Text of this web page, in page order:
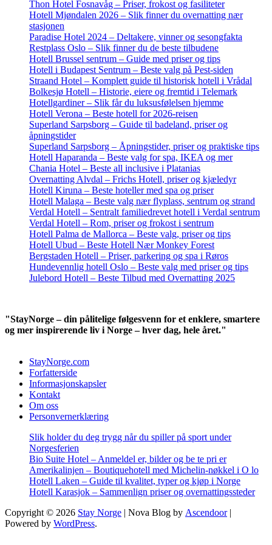
Thon Hotel Fosnavåg – Priser, frokost og fasiliteter
Hotell Mjøndalen 2026 – Slik finner du overnatting nær
stasjonen
Paradise Hotel 2024 – Deltakere, vinner og sesongfakta
Restplass Oslo – Slik finner du de beste tilbudene
Hotell Brussel sentrum – Guide med priser og tips
Hotell i Budapest Sentrum – Beste valg på Pest-siden
Straand Hotel – Komplett guide til historisk hotell i Vrådal
Bolkesjø Hotell – Historie, eiere og fremtid i Telemark
Hotellgardiner – Slik får du luksusfølelsen hjemme
Hotell Verona – Beste hotell for 2026-reisen
Superland Sarpsborg – Guide til badeland, priser og
åpningstider
Superland Sarpsborg – Åpningstider, priser og praktiske tips
Hotell Haparanda – Beste valg for spa, IKEA og mer
Chania Hotel – Beste all inclusive i Platanias
Overnatting Alvdal – Frichs Hotell, priser og kjæledyr
Hotell Kiruna – Beste hoteller med spa og priser
Hotell Malaga – Beste valg nær flyplass, sentrum og strand
Verdal Hotell – Sentralt familiedrevet hotell i Verdal sentrum
Verdal Hotell – Rom, priser og frokost i sentrum
Hotell Palma de Mallorca – Beste valg, priser og tips
Hotell Ubud – Beste Hotell Nær Monkey Forest
Bergstaden Hotell – Priser, parkering og spa i Røros
Hundevennlig hotell Oslo – Beste valg med priser og tips
Julebord Hotell – Beste Tilbud med Overnatting 2025
"StayNorge – din pålitelige følgesvenn for et enklere, smartere
og mer inspirerende liv i Norge – hver dag, hele året."
StayNorge.com
Forfatterside
Informasjonskapsler
Kontakt
Om oss
Personvernerklæring
Slik holder du deg trygg når du spiller på sport under
Norgesferien
Bio Suite Hotel – Anmeldel er, bilder og be te pri er
Amerikalinjen – Boutiquehotell med Michelin-nøkkel i O lo
Hotell Laken – Guide til kvalitet, typer og kjøp i Norge
Hotell Karasjok – Sammenlign priser og overnattingssteder
Copyright © 2026 Stay Norge | Nova Blog by Ascendoor|
Powered by WordPress.